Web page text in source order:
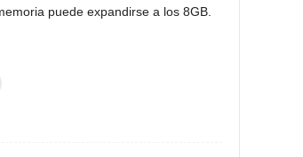
puede expandirse a los 8GB.